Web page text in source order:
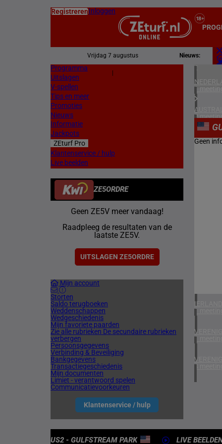
RegistrerenInloggen
Vrijdag 7 augustus Nieuws:
Programma
Uitslagen
V-spellen
Tips en meer
Promoties
Nieuws
Informatie
Jackpots
ZEturf Pro
Klantenservice / hulp
Live beelden
ZE5ORDRE
Geen ZE5V meer vandaag!
Raadpleeg de resultaten van de
laatste ZE5V.
UITSLAGEN ZE5ORDRE
Mijn account
Storten
Saldo terugboeken
Weddenschappen
Wedgeschiedenis
Mijn favoriete paarden
Zie alle rubrieken De secundaire rubrieken
verbergen
Persoonsgegevens
Verbinding & Beveiliging
Bankgegevens
Transactiegeschiedenis
Mijn documenten
Limiet - verantwoord spelen
Communicatievoorkeuren
Klantenservice / hulp
1
2
3
IERLAND
1
1
4
Geen
US2 - GULFSTREAM PARK LIVE